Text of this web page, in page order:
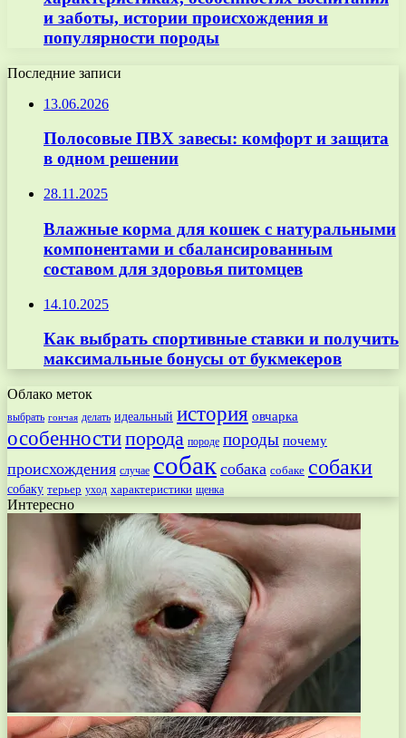
и заботы, истории происхождения и
популярности породы
Последние записи
13.06.2026
Полосовые ПВХ завесы: комфорт и защита
в одном решении
28.11.2025
Влажные корма для кошек с натуральными
компонентами и сбалансированным
составом для здоровья питомцев
14.10.2025
Как выбрать спортивные ставки и получить
максимальные бонусы от букмекеров
Облако меток
выбрать гончая делать идеальный история овчарка
особенностипорода породе породы почему
происхождения случае собак собака собаке собаки
собаку терьер уход характеристики щенка
Интересно